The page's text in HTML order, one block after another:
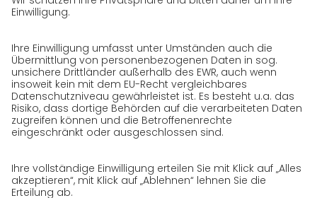
Auszeichnungen
Karriere
GO! als Arbeitgeber
Arbeitsbereiche
Offene Stellen
Initiativbewerbung bei GO!
Datenschutz
Datenschutzerklärung für Website
Datenschutzerklärung für GeschäftspartnerInnen